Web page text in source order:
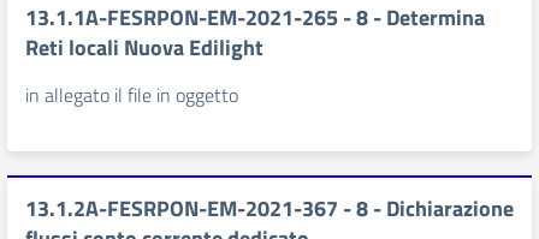
13.1.1A-FESRPON-EM-2021-265 - 8 - Determina
Reti locali Nuova Edilight
in allegato il file in oggetto
13.1.2A-FESRPON-EM-2021-367 - 8 - Dichiarazione